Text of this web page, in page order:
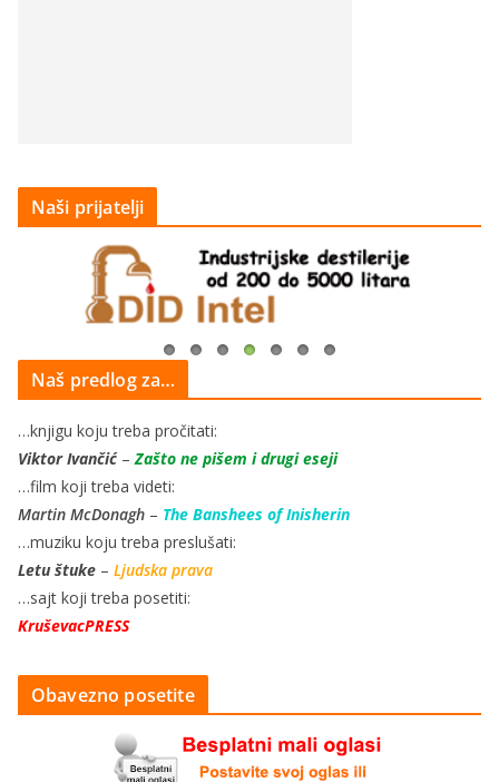
Naši prijatelji
Naš predlog za…
…knjigu koju treba pročitati:
Viktor Ivančić–Zašto ne pišem i drugi eseji
…film koji treba videti:
Martin McDonagh – The Banshees of Inisherin
…muziku koju treba preslušati:
Letu štuke – Ljudska prava
…sajt koji treba posetiti:
KruševacPRESS
Obavezno posetite